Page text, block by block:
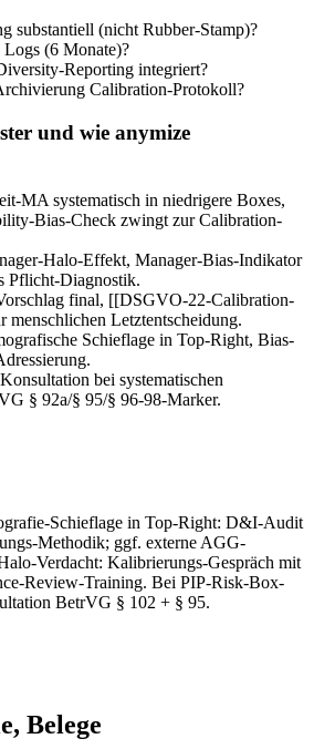
substantiell (nicht Rubber-Stamp)?
(6 Monate)?
Reporting integriert?
Calibration-Protokoll?
und wie anymize
MA systematisch in niedrigere Boxes,
Bias-Check zwingt zur Calibration-
Halo-Effekt, Manager-Bias-Indikator
Pflicht-Diagnostik.
final, [[DSGVO-22-Calibration-
Letztentscheidung.
Schieflage in Top-Right, Bias-
bei systematischen
§ 92a/§ 95/§ 96-98-Marker.
Schieflage in Top-Right: D&I-Audit
Methodik; ggf. externe AGG-
Verdacht: Kalibrierungs-Gespräch mit
Review-Training. Bei PIP-Risk-Box-
BetrVG § 102 + § 95.
Belege